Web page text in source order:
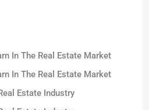
In The Real Estate Market
In The Real Estate Market
Estate Industry